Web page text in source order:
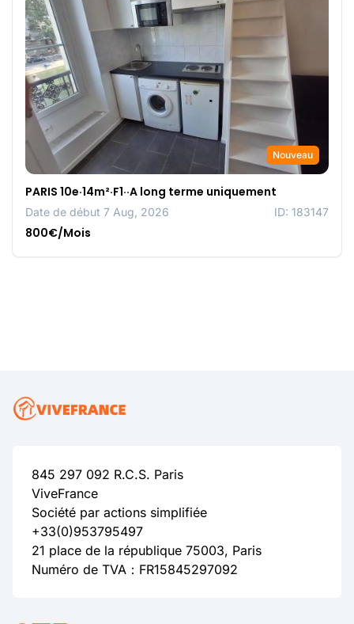
Nouveau
PARIS 10e·14m²·F1··A long terme uniquement
Date de début 7 Aug, 2026 ID: 183147
800€/Mois
845 297 092 R.C.S. Paris
ViveFrance
Société par actions simplifiée
+33(0)953795497
21 place de la république 75003, Paris
Numéro de TVA：FR15845297092